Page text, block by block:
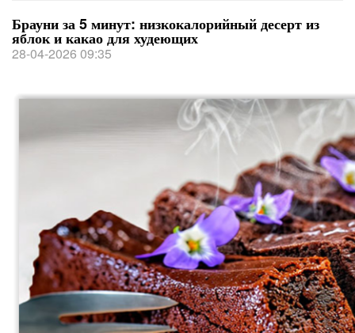
Брауни за 5 минут: низкокалорийный десерт из
яблок и какао для худеющих
28-04-2026 09:35